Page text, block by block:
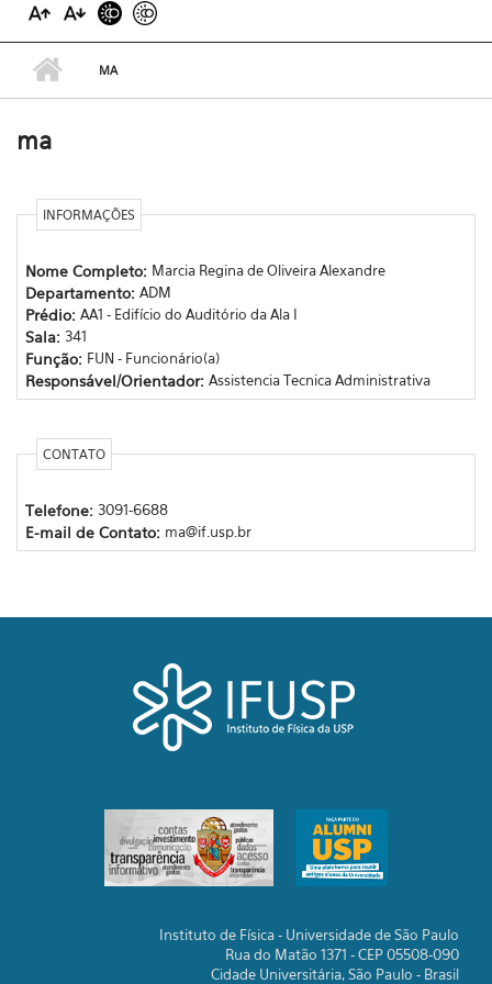
MA
ma
INFORMAÇÕES
Nome Completo: Marcia Regina de Oliveira Alexandre
Departamento: ADM
Prédio: AA1 - Edifício do Auditório da Ala I
Sala: 341
Função: FUN - Funcionário(a)
Responsável/Orientador: Assistencia Tecnica Administrativa
CONTATO
Telefone: 3091-6688
E-mail de Contato: ma@if.usp.br
Instituto de Física - Universidade de São Paulo
Rua do Matão 1371 - CEP 05508-090
Cidade Universitária, São Paulo - Brasil